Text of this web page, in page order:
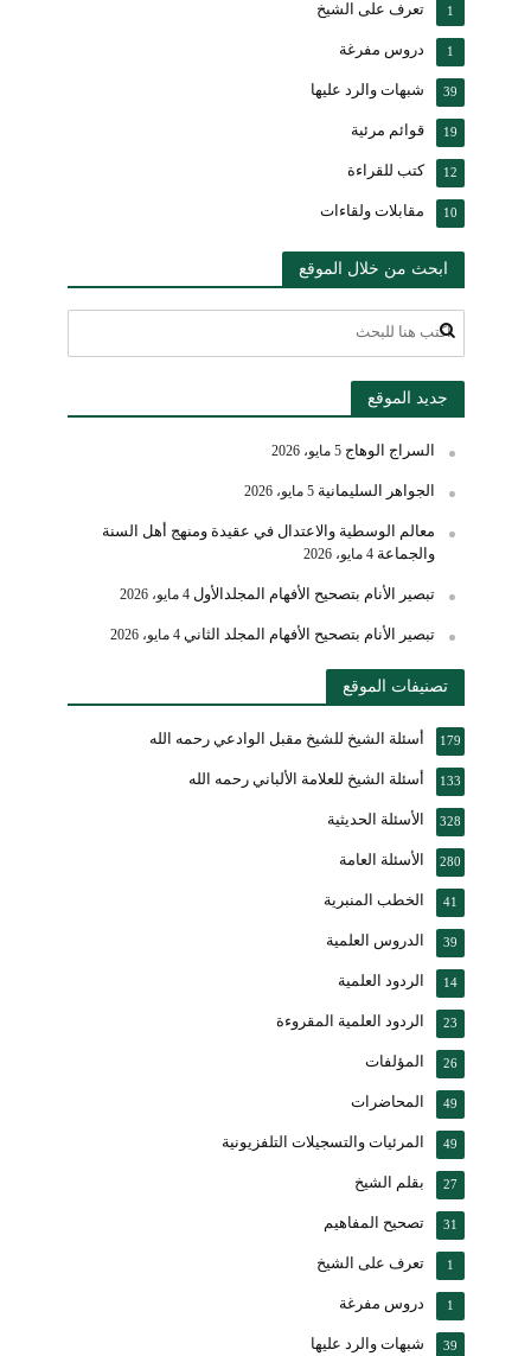
تعرف على الشيخ 1
دروس مفرغة 1
شبهات والرد عليها 39
قوائم مرئية 19
كتب للقراءة 12
مقابلات ولقاءات 10
ابحث من خلال الموقع
جديد الموقع
السراج الوهاج 5 مايو، 2026
الجواهر السليمانية 5 مايو، 2026
معالم الوسطية والاعتدال في عقيدة ومنهج أهل السنة
والجماعة 4 مايو، 2026
تبصير الأنام بتصحيح الأفهام المجلدالأول 4 مايو، 2026
تبصير الأنام بتصحيح الأفهام المجلد الثاني 4 مايو، 2026
تصنيفات الموقع
أسئلة الشيخ للشيخ مقبل الوادعي رحمه الله 179
أسئلة الشيخ للعلامة الألباني رحمه الله 133
الأسئلة الحديثية 328
الأسئلة العامة 280
الخطب المنبرية 41
الدروس العلمية 39
الردود العلمية 14
الردود العلمية المقروءة 23
المؤلفات 26
المحاضرات 49
المرئيات والتسجيلات التلفزيونية 49
بقلم الشيخ 27
تصحيح المفاهيم 31
تعرف على الشيخ 1
دروس مفرغة 1
شبهات والرد عليها 39